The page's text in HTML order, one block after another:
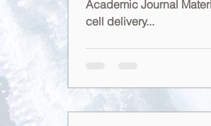
Academic Journal
cell delivery...